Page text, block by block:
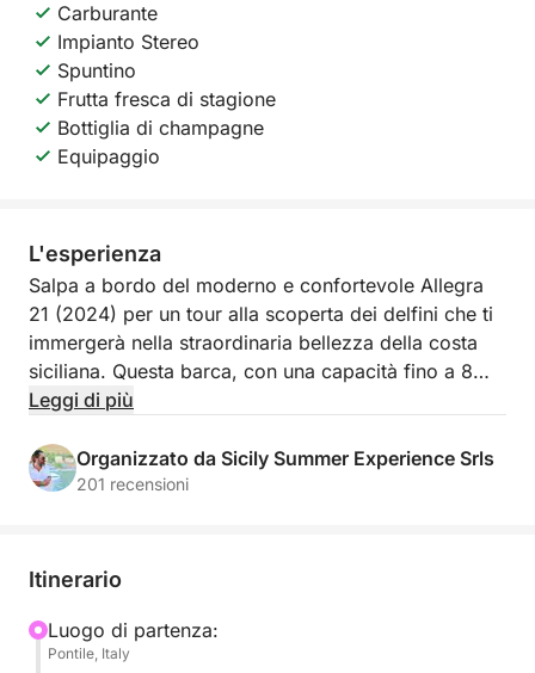
Carburante
Impianto Stereo
Spuntino
Frutta fresca di stagione
Bottiglia di champagne
Equipaggio
L'esperienza
Salpa a bordo del moderno e confortevole Allegra
21 (2024) per un tour alla scoperta dei delfini che ti
immergerà nella straordinaria bellezza della costa
siciliana. Questa barca, con una capacità fino a 8
persone, è perfetta per piccoli gruppi di amici o
avventura. Dotata di un ampio prendisole, comodi
divani e stereo Bluetooth, offre l'ambiente ideale per
Naxos, la tranquilla Grotta dell'Amore e l'imponente
Capo Taormina, con le sue viste panoramiche.
Leggi di più
Organizzato da Sicily Summer Experience Srls
201 recensioni
Itinerario
Luogo di partenza:
Pontile, Italy